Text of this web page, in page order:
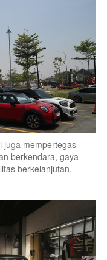
juga mempertegas
berkendara, gaya
berkelanjutan.